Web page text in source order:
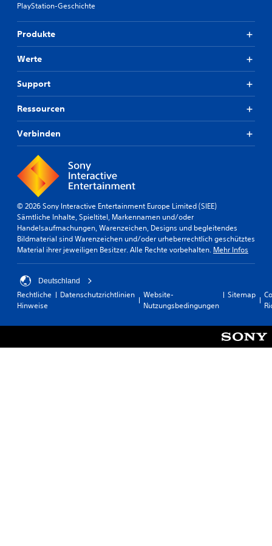
PlayStation-Geschichte
Produkte
Werte
Support
Ressourcen
Verbinden
© 2026 Sony Interactive Entertainment Europe Limited (SIEE)
Sämtliche Inhalte, Spieltitel, Markennamen und/oder
Handelsaufmachungen, Warenzeichen, Designs und begleitendes
Bildmaterial sind Warenzeichen und/oder urheberrechtlich geschütztes
Material ihrer jeweiligen Besitzer. Alle Rechte vorbehalten. Mehr Infos
Deutschland
Rechtliche
Hinweise
Datenschutzrichtlinien
Website-
Nutzungsbedingungen
Sitemap